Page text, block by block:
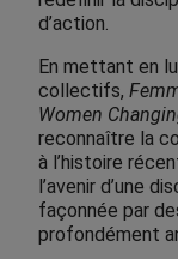
d’action.
En mettant en
collectifs,
Women
reconnaître la
à l’histoire
l’avenir d’une
façonnée par
profondément